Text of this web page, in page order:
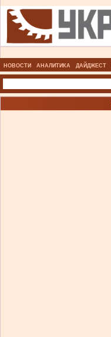
НОВОСТИ АНАЛИТИКА ДАЙДЖЕСТ